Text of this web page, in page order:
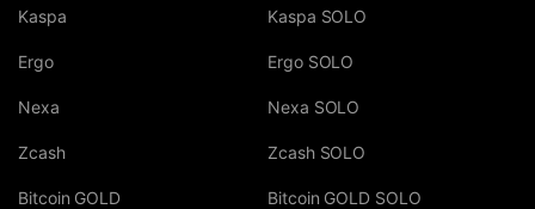
Kaspa
Ergo
Nexa
Zcash
Bitcoin GOLD
Kaspa SOLO
Ergo SOLO
Nexa SOLO
Zcash SOLO
Bitcoin GOLD SOLO